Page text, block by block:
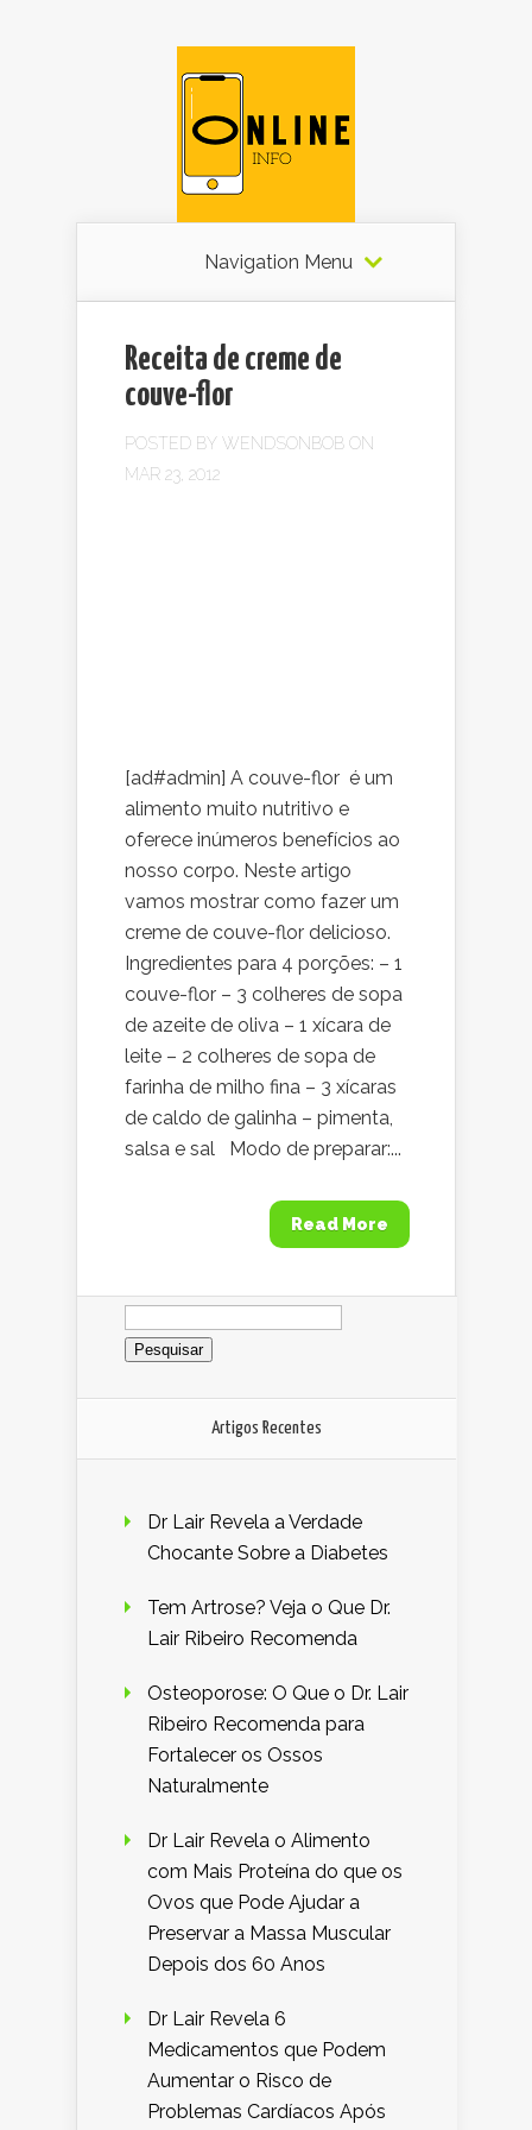
Navigation Menu
Receita de creme de
couve-flor
POSTED BY WENDSONBOB ON
MAR 23, 2012
[ad#admin] A couve-flor é um
alimento muito nutritivo e
oferece inúmeros benefícios ao
nosso corpo. Neste artigo
vamos mostrar como fazer um
creme de couve-flor delicioso.
Ingredientes para 4 porções: – 1
couve-flor – 3 colheres de sopa
de azeite de oliva – 1 xícara de
leite – 2 colheres de sopa de
farinha de milho fina – 3 xícaras
de caldo de galinha – pimenta,
salsa e sal Modo de preparar:...
Read More
Pesquisar
por:
Artigos Recentes
Dr Lair Revela a Verdade
Chocante Sobre a Diabetes
Tem Artrose? Veja o Que Dr.
Lair Ribeiro Recomenda
Osteoporose: O Que o Dr. Lair
Ribeiro Recomenda para
Fortalecer os Ossos
Naturalmente
Dr Lair Revela o Alimento
com Mais Proteína do que os
Ovos que Pode Ajudar a
Preservar a Massa Muscular
Depois dos 60 Anos
Dr Lair Revela 6
Medicamentos que Podem
Aumentar o Risco de
Problemas Cardíacos Após